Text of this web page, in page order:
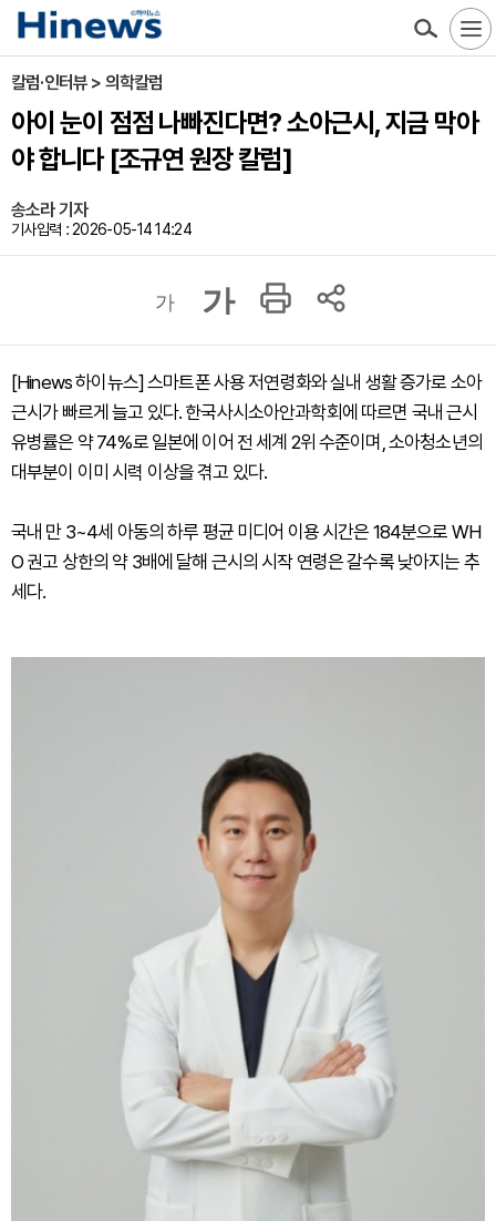
칼럼·인터뷰 > 의학칼럼
아이 눈이 점점 나빠진다면? 소아근시, 지금 막아
야 합니다 [조규연 원장 칼럼]
송소라 기자
기사입력 : 2026-05-14 14:24
가 가
[Hinews 하이뉴스] 스마트폰 사용 저연령화와 실내 생활 증가로 소아
근시가 빠르게 늘고 있다. 한국사시소아안과학회에 따르면 국내 근시
유병률은 약 74%로 일본에 이어 전 세계 2위 수준이며, 소아청소년의
대부분이 이미 시력 이상을 겪고 있다.
국내 만 3~4세 아동의 하루 평균 미디어 이용 시간은 184분으로 WH
O 권고 상한의 약 3배에 달해 근시의 시작 연령은 갈수록 낮아지는 추
세다.